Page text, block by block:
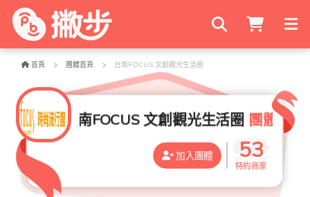
搜尋商家
首頁 團體首頁 台南FOCUS 文創觀光生活圈
台南FOCUS 文創觀光生活圈 團體特約
加入團體 53
特約商家